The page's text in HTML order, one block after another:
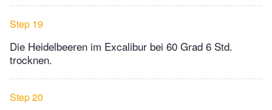
Step 19
Die Heidelbeeren im Excalibur bei 60 Grad 6 Std.
trocknen.
Step 20